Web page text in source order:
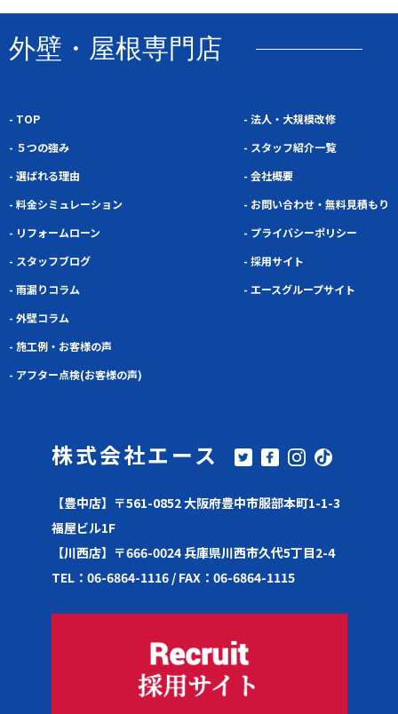
外壁・屋根専門店
- TOP
- ５つの強み
- 選ばれる理由
- 料金シミュレーション
- リフォームローン
- スタッフブログ
- 雨漏りコラム
- 外壁コラム
- 施工例・お客様の声
- アフター点検(お客様の声)
- 法人・大規模改修
- スタッフ紹介一覧
- 会社概要
- お問い合わせ・無料見積もり
- プライバシーポリシー
- 採用サイト
- エースグループサイト
株式会社エース
【豊中店】〒561-0852 大阪府豊中市服部本町1-1-3
福屋ビル1F
【川西店】〒666-0024 兵庫県川西市久代5丁目2-4
TEL：06-6864-1116 / FAX：06-6864-1115